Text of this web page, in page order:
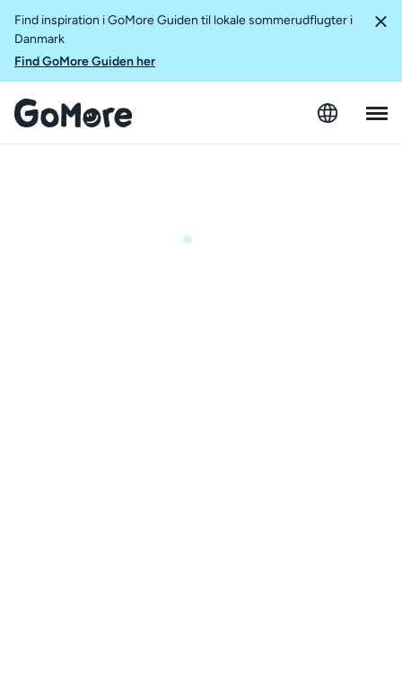
Find inspiration i GoMore Guiden til lokale sommerudflugter i
Danmark
Find GoMore Guiden her